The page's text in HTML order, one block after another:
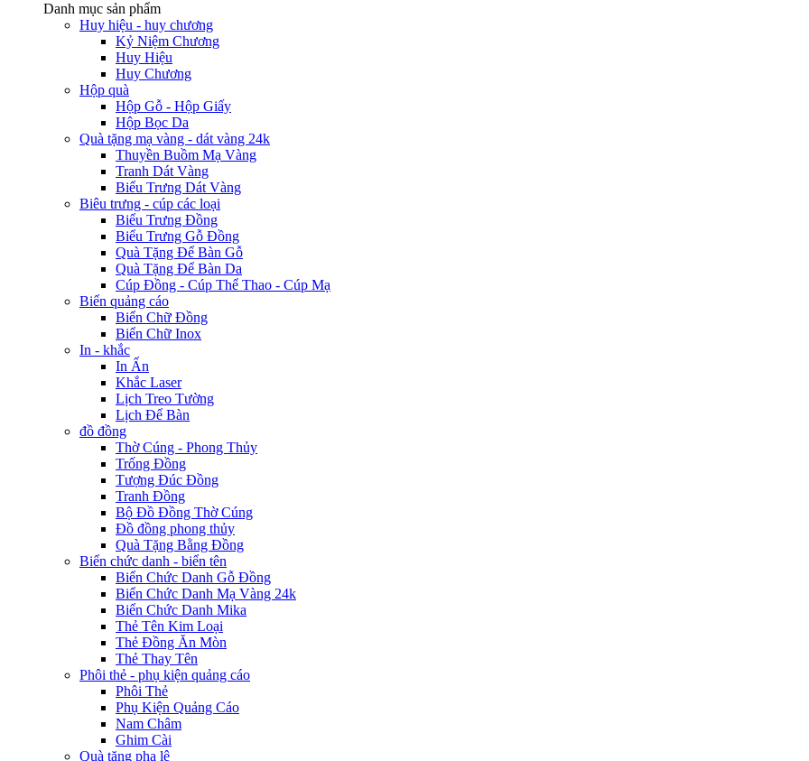
Danh mục sản phẩm
Huy hiệu - huy chương
Kỷ Niệm Chương
Huy Hiệu
Huy Chương
Hộp quà
Hộp Gỗ - Hộp Giấy
Hộp Bọc Da
Quà tặng mạ vàng - dát vàng 24k
Thuyền Buồm Mạ Vàng
Tranh Dát Vàng
Biểu Trưng Dát Vàng
Biêu trưng - cúp các loại
Biểu Trưng Đồng
Biểu Trưng Gỗ Đồng
Quà Tặng Để Bàn Gỗ
Quà Tặng Để Bàn Da
Cúp Đồng - Cúp Thể Thao - Cúp Mạ
Biển quảng cáo
Biển Chữ Đồng
Biển Chữ Inox
In - khắc
In Ấn
Khắc Laser
Lịch Treo Tường
Lịch Để Bàn
đồ đồng
Thờ Cúng - Phong Thủy
Trống Đồng
Tượng Đúc Đồng
Tranh Đồng
Bộ Đồ Đồng Thờ Cúng
Đồ đồng phong thủy
Quà Tặng Bằng Đồng
Biển chức danh - biển tên
Biển Chức Danh Gỗ Đồng
Biển Chức Danh Mạ Vàng 24k
Biển Chức Danh Mika
Thẻ Tên Kim Loại
Thẻ Đồng Ăn Mòn
Thẻ Thay Tên
Phôi thẻ - phụ kiện quảng cáo
Phôi Thẻ
Phụ Kiện Quảng Cáo
Nam Châm
Ghim Cài
Quà tặng pha lê